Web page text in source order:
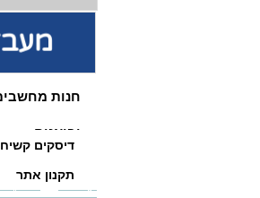
חנות
יבואנים
דיסקים
תקנון אתר
דף הבית >>